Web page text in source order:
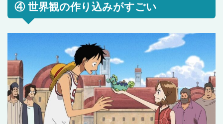
④ 世界観の作り込みがすごい